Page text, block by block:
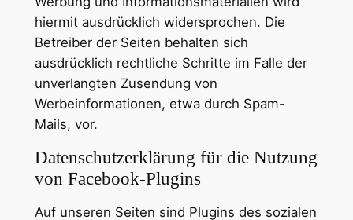
hiermit ausdrücklich widersprochen. Die
Betreiber der Seiten behalten sich
ausdrücklich rechtliche Schritte im Falle der
unverlangten Zusendung von
Werbeinformationen, etwa durch Spam-
Mails, vor.
Datenschutzerklärung für die Nutzung
von Facebook-Plugins
Auf unseren Seiten sind Plugins des sozialen